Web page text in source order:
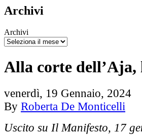
Archivi
Archivi
Alla corte dell’Aja,
venerdì, 19 Gennaio, 2024
By Roberta De Monticelli
Uscito su Il Manifesto, 17